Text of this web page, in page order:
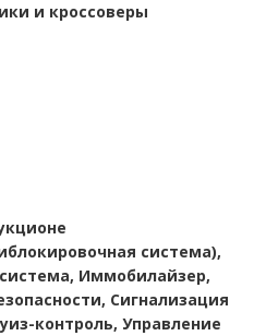
и кроссоверы
система),
Иммобилайзер,
Сигнализация
контроль, Управление